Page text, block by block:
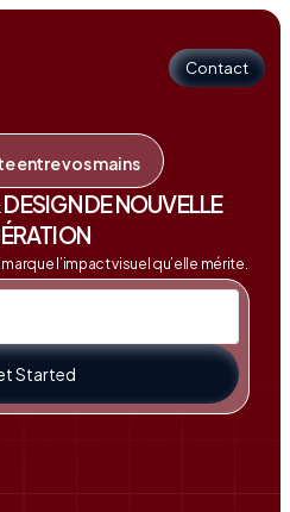
Contact
entre vos mains
DE NOUVELLE
l’impact visuel qu’elle mérite.
Started